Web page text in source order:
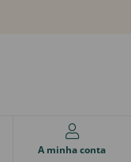
A minha conta